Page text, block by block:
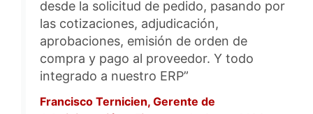
desde la solicitud de pedido, pasando por
las cotizaciones, adjudicación,
aprobaciones, emisión de orden de
compra y pago al proveedor. Y todo
integrado a nuestro ERP”
Francisco Ternicien, Gerente de